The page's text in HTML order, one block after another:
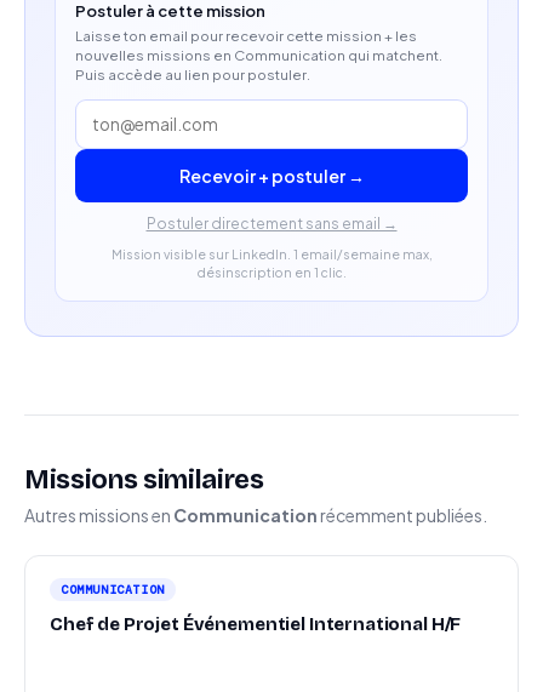
optimiser les contenus.
Profil recherché
Expérience sur des missions similaires, idéalement
pour une marque e-commerce, lifestyle, santé ou
Autonomie dans la gestion d’un projet de bout en
Capacité à gérer à la fois les aspects stratégiques
Aisance devant la caméra et dans la création de
Intérêt pour les sujets liés à la santé et au bien-être
féminin.
Postuler à cette mission
Laisse ton email pour recevoir cette mission + les
nouvelles missions en Communication qui matchent.
Puis accède au lien pour postuler.
Recevoir + postuler →
Postuler directement sans email →
Mission visible sur LinkedIn. 1 email/semaine max,
désinscription en 1 clic.
Missions similaires
Autres missions en Communication récemment publiées.
COMMUNICATION
Chef de Projet Événementiel International H/F